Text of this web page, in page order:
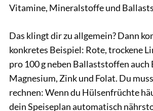
Vitamine, Mineralstoffe und
Das klingt dir zu allgemein? Dann
konkretes Beispiel: Rote, trockene
pro 100 g neben Ballaststoffen auch
Magnesium, Zink und Folat. Du
rechnen: Wenn du Hülsenfrüchte
dein Speiseplan automatisch